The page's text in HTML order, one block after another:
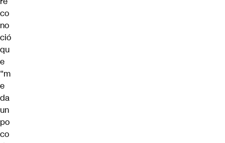
co
no
ció
qu
e
“m
e
da
un
po
co